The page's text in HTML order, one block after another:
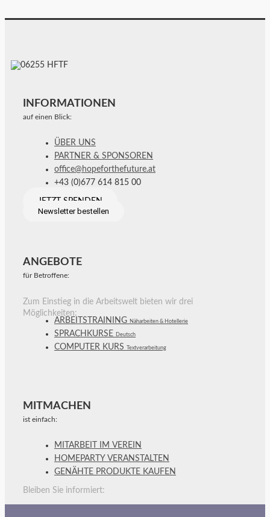
INFORMATIONEN
auf einen Blick:
ÜBER UNS
PARTNER & SPONSOREN
office@hopeforthefuture.at
+43 (0)677 614 815 00
JETZT SPENDEN
Newsletter bestellen
ANGEBOTE
für Betroffene:
Zum Einstieg in die Arbeitswelt bieten wir drei
Möglichkeiten:
ARBEITSTRAINING Näharbeiten & Hotellerie
SPRACHKURSE Deutsch
COMPUTER KURS Textverarbeitung
MITMACHEN
ist einfach:
MITARBEIT IM VEREIN
HOMEPARTY VERANSTALTEN
GENÄHTE PRODUKTE KAUFEN
Bleiben Sie informiert: